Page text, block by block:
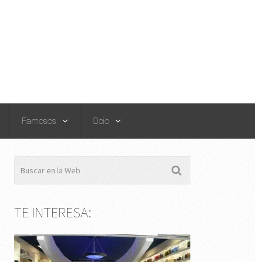
Famosos Ocio
TE INTERESA: